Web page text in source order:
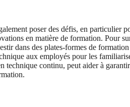
poser des défis, en particulier
en matière de formation. Pour
dans des plates-formes de
aux employés pour les
technique continu, peut aider à